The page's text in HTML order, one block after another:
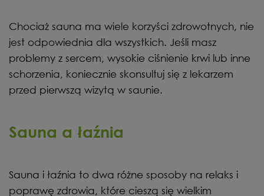
Chociaż sauna ma wiele korzyści zdrowotnych, nie
jest odpowiednia dla wszystkich. Jeśli masz
problemy z sercem, wysokie ciśnienie krwi lub inne
schorzenia, koniecznie skonsultuj się z lekarzem
przed pierwszą wizytą w saunie.
Sauna a łaźnia
Sauna i łaźnia to dwa różne sposoby na relaks i
poprawę zdrowia, które cieszą się wielkim